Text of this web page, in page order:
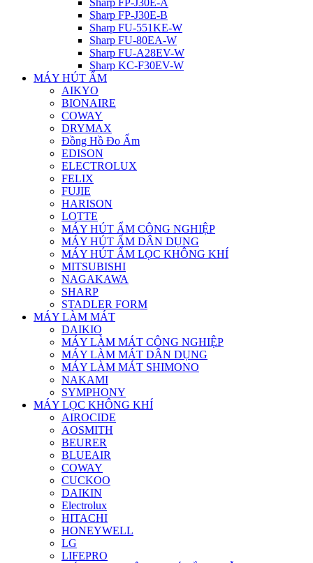
Sharp FP-J30E-A
Sharp FP-J30E-B
Sharp FU-551KE-W
Sharp FU-80EA-W
Sharp FU-A28EV-W
Sharp KC-F30EV-W
MÁY HÚT ẨM
AIKYO
BIONAIRE
COWAY
DRYMAX
Đồng Hồ Đo Ẩm
EDISON
ELECTROLUX
FELIX
FUJIE
HARISON
LOTTE
MÁY HÚT ẨM CÔNG NGHIỆP
MÁY HÚT ẨM DÂN DỤNG
MÁY HÚT ẨM LỌC KHÔNG KHÍ
MITSUBISHI
NAGAKAWA
SHARP
STADLER FORM
MÁY LÀM MÁT
DAIKIO
MÁY LÀM MÁT CÔNG NGHIỆP
MÁY LÀM MÁT DÂN DỤNG
MÁY LÀM MÁT SHIMONO
NAKAMI
SYMPHONY
MÁY LỌC KHÔNG KHÍ
AIROCIDE
AOSMITH
BEURER
BLUEAIR
COWAY
CUCKOO
DAIKIN
Electrolux
HITACHI
HONEYWELL
LG
LIFEPRO